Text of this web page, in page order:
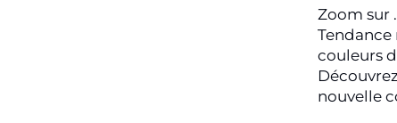
Zoom sur
Tendance
couleurs
nouvelle